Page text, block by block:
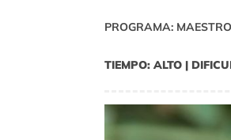
PROGRAMA:
TIEMPO: ALTO |